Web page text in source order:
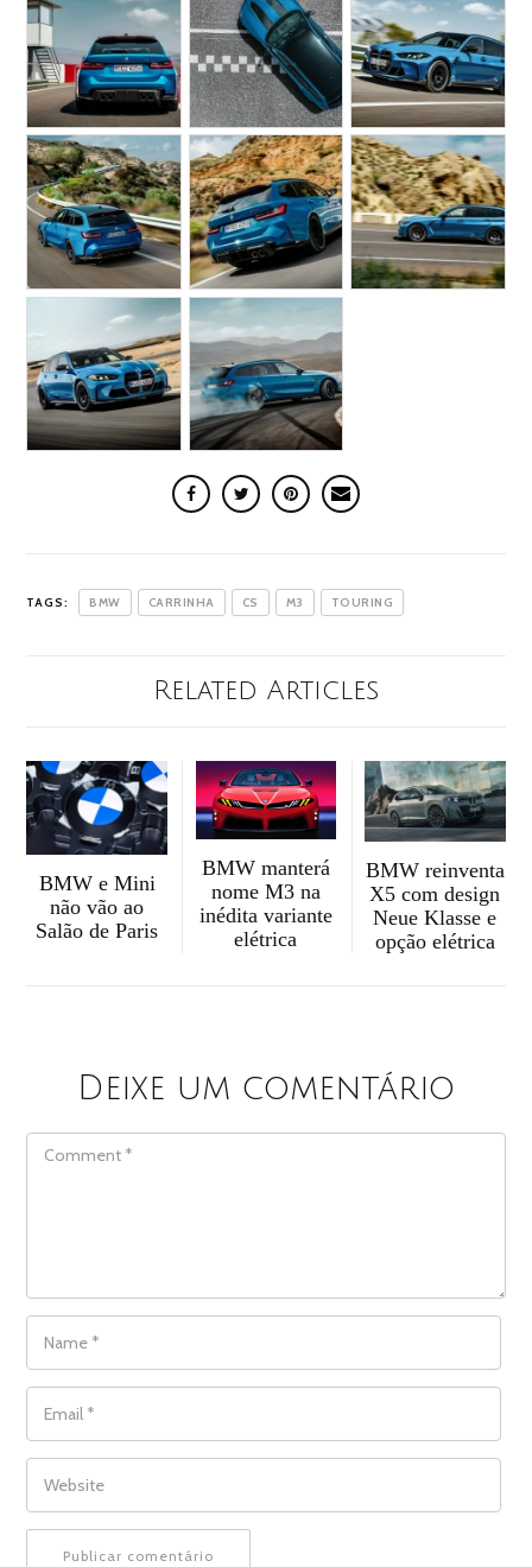
TAGS: BMW CARRINHA CS M3 TOURING
Related Articles
BMW e Mini
não vão ao
Salão de Paris
BMW manterá
nome M3 na
inédita variante
elétrica
BMW reinventa
X5 com design
Neue Klasse e
opção elétrica
Deixe um comentário
COMMENT
NAME
EMAIL
WEBSITE